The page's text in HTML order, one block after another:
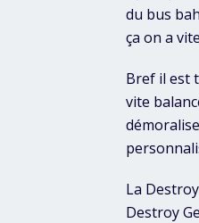
du bus
ça on a
Bref il est
vite
La
Destroy